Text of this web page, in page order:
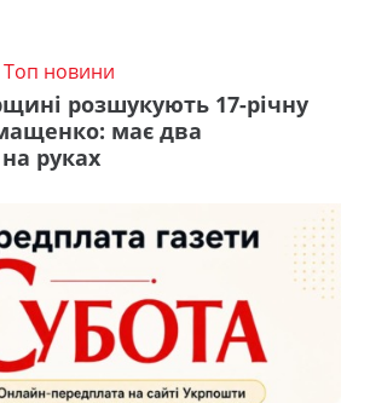
Топ новини
розшукують 17-річну
має два
руках